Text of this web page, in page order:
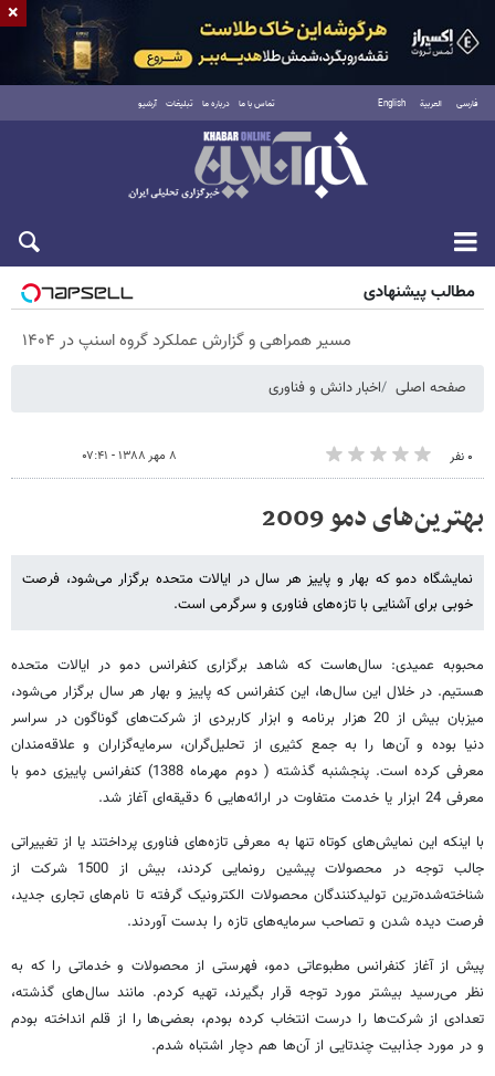
فارسی العربية English تماس با ما درباره ما تبلیغات آرشیو
جمعه ۱۶ مرداد ۱۴۰۵
مطالب پیشنهادی
مسیر همراهی و گزارش عملکرد گروه اسنپ در ۱۴۰۴
صفحه اصلی اخبار دانش و فناوری
۰ نفر ۸ مهر ۱۳۸۸ - ۰۷:۴۱
بهترین‌های دمو 2009
نمایشگاه دمو که بهار و پاییز هر سال در ایالات متحده برگزار می‌شود، فرصت
خوبی برای آشنایی با تازه‌های فناوری و سرگرمی است.
محبوبه عمیدی: سال‌‌هاست که شاهد برگزاری کنفرانس دمو در ایالات متحده
هستیم. در خلال این سال‌‌ها، این کنفرانس که پاییز و بهار هر سال برگزار می‌شود،
میزبان بیش از 20 هزار برنامه و ابزار کاربردی از شرکت‌‌های گوناگون در سراسر
دنیا بوده و آن‌ها را به جمع کثیری از تحلیل‌گران، سرمایه‌گزاران و علاقه‌مندان
معرفی کرده است. پنجشنبه گذشته ( دوم مهرماه 1388) کنفرانس پاییزی دمو با
معرفی 24 ابزار یا خدمت متفاوت در ارائه‌هایی 6 دقیقه‌ای آغاز شد.
با اینکه این نمایش‌های کوتاه تنها به معرفی تازه‌های فناوری پرداختند یا از تغییراتی
جالب توجه در محصولات پیشین رونمایی کردند، بیش از 1500 شرکت از
شناخته‌شده‌ترین تولیدکنندگان محصولات الکترونیک گرفته تا نام‌های تجاری جدید،
فرصت دیده شدن و تصاحب سرمایه‌های تازه را بدست آوردند.
پیش از آغاز کنفرانس مطبوعاتی دمو، فهرستی از محصولات و خدماتی را که به
نظر می‌رسید بیشتر مورد توجه قرار بگیرند، تهیه کردم. مانند سال‌های گذشته،
تعدادی از شرکت‌ها را درست انتخاب کرده بودم، بعضی‌ها را از قلم انداخته بودم
و در مورد جذابیت چندتایی از آن‌ها هم دچار اشتباه شدم.
×